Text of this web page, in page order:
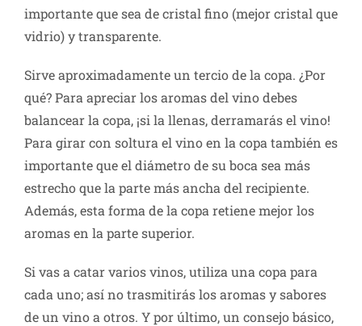
importante que sea de cristal fino (mejor cristal que
vidrio) y transparente.
Sirve aproximadamente un tercio de la copa. ¿Por
qué? Para apreciar los aromas del vino debes
balancear la copa, ¡si la llenas, derramarás el vino!
Para girar con soltura el vino en la copa también es
importante que el diámetro de su boca sea más
estrecho que la parte más ancha del recipiente.
Además, esta forma de la copa retiene mejor los
aromas en la parte superior.
Si vas a catar varios vinos, utiliza una copa para
cada uno; así no trasmitirás los aromas y sabores
de un vino a otros. Y por último, un consejo básico,